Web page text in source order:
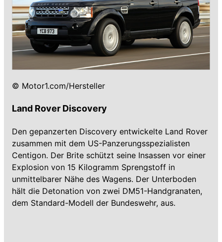
© Motor1.com/Hersteller
Land Rover Discovery
Den gepanzerten Discovery entwickelte Land Rover
zusammen mit dem US-Panzerungsspezialisten
Centigon. Der Brite schützt seine Insassen vor einer
Explosion von 15 Kilogramm Sprengstoff in
unmittelbarer Nähe des Wagens. Der Unterboden
hält die Detonation von zwei DM51-Handgranaten,
dem Standard-Modell der Bundeswehr, aus.